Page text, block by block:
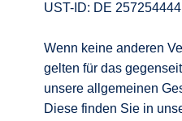
UST-ID: DE 257254444
Wenn keine anderen
gelten für das
unsere allgemeinen
Diese finden Sie in